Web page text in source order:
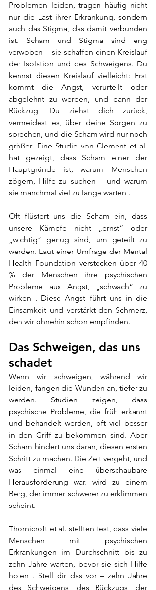
Problemen leiden, tragen häufig nicht
nur die Last ihrer Erkrankung, sondern
auch das Stigma, das damit verbunden
ist. Scham und Stigma sind eng
verwoben – sie schaffen einen Kreislauf
der Isolation und des Schweigens. Du
kennst diesen Kreislauf vielleicht: Erst
kommt die Angst, verurteilt oder
abgelehnt zu werden, und dann der
Rückzug. Du ziehst dich zurück,
vermeidest es, über deine Sorgen zu
sprechen, und die Scham wird nur noch
größer. Eine Studie von Clement et al.
hat gezeigt, dass Scham einer der
Hauptgründe ist, warum Menschen
zögern, Hilfe zu suchen – und warum
sie manchmal viel zu lange warten .
Oft flüstert uns die Scham ein, dass
unsere Kämpfe nicht „ernst“ oder
„wichtig“ genug sind, um geteilt zu
werden. Laut einer Umfrage der Mental
Health Foundation verstecken über 40
% der Menschen ihre psychischen
Probleme aus Angst, „schwach“ zu
wirken . Diese Angst führt uns in die
Einsamkeit und verstärkt den Schmerz,
den wir ohnehin schon empfinden.
Das Schweigen, das uns
schadet
Wenn wir schweigen, während wir
leiden, fangen die Wunden an, tiefer zu
werden. Studien zeigen, dass
psychische Probleme, die früh erkannt
und behandelt werden, oft viel besser
in den Griff zu bekommen sind. Aber
Scham hindert uns daran, diesen ersten
Schritt zu machen. Die Zeit vergeht, und
was einmal eine überschaubare
Herausforderung war, wird zu einem
Berg, der immer schwerer zu erklimmen
scheint.
Thornicroft et al. stellten fest, dass viele
Menschen mit psychischen
Erkrankungen im Durchschnitt bis zu
zehn Jahre warten, bevor sie sich Hilfe
holen . Stell dir das vor – zehn Jahre
des Schweigens, des Rückzugs, der